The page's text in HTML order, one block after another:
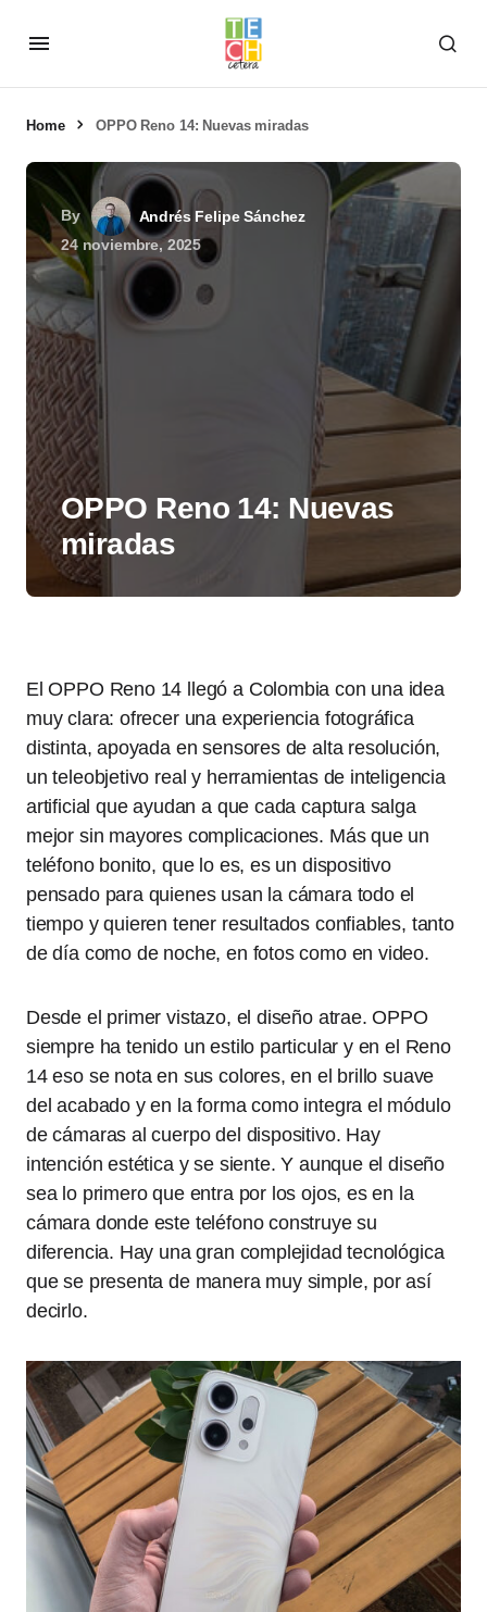
Home OPPO Reno 14: Nuevas miradas
By
Andrés Felipe Sánchez
24 noviembre, 2025
OPPO Reno 14: Nuevas
miradas
El OPPO Reno 14 llegó a Colombia con una idea
muy clara: ofrecer una experiencia fotográfica
distinta, apoyada en sensores de alta resolución,
un teleobjetivo real y herramientas de inteligencia
artificial que ayudan a que cada captura salga
mejor sin mayores complicaciones. Más que un
teléfono bonito, que lo es, es un dispositivo
pensado para quienes usan la cámara todo el
tiempo y quieren tener resultados confiables, tanto
de día como de noche, en fotos como en video.
Desde el primer vistazo, el diseño atrae. OPPO
siempre ha tenido un estilo particular y en el Reno
14 eso se nota en sus colores, en el brillo suave
del acabado y en la forma como integra el módulo
de cámaras al cuerpo del dispositivo. Hay
intención estética y se siente. Y aunque el diseño
sea lo primero que entra por los ojos, es en la
cámara donde este teléfono construye su
diferencia. Hay una gran complejidad tecnológica
que se presenta de manera muy simple, por así
decirlo.